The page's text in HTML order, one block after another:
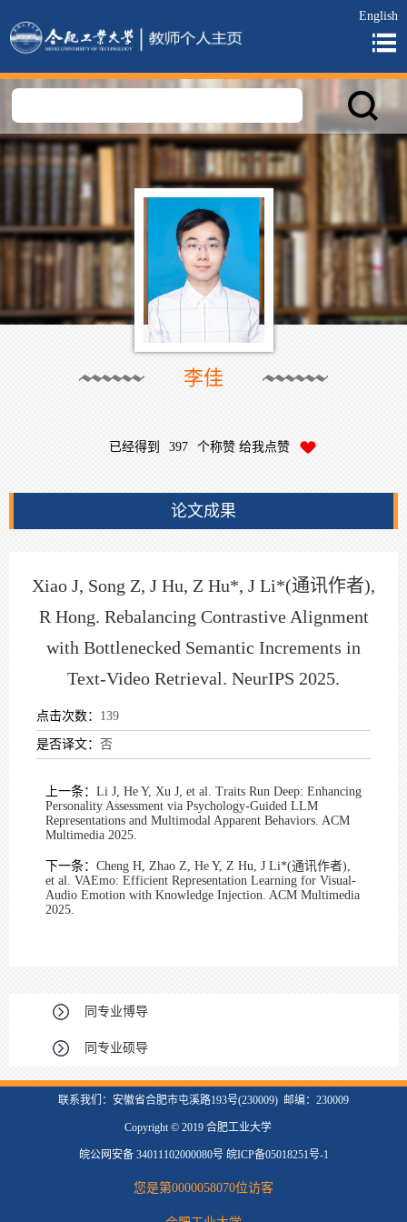
English
李佳
已经得到 397 个称赞 给我点赞
论文成果
Xiao J, Song Z, J Hu, Z Hu*, J Li*(通讯作者),
R Hong. Rebalancing Contrastive Alignment
with Bottlenecked Semantic Increments in
Text-Video Retrieval. NeurIPS 2025.
点击次数： 139
是否译文： 否
上一条： Li J, He Y, Xu J, et al. Traits Run Deep: Enhancing
Personality Assessment via Psychology-Guided LLM
Representations and Multimodal Apparent Behaviors. ACM
Multimedia 2025.
下一条： Cheng H, Zhao Z, He Y, Z Hu, J Li*(通讯作者),
et al. VAEmo: Efficient Representation Learning for Visual-
Audio Emotion with Knowledge Injection. ACM Multimedia
2025.
同专业博导
同专业硕导
联系我们：安徽省合肥市屯溪路193号(230009) 邮编：230009
Copyright © 2019 合肥工业大学
皖公网安备 34011102000080号 皖ICP备05018251号-1
您是第0000058070位访客